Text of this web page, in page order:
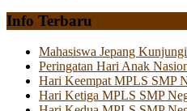
Info Terbaru
Mahasiswa Jepang
Peringatan Hari Anak
Hari Keempat MPLS SMP
Hari Ketiga MPLS SMP